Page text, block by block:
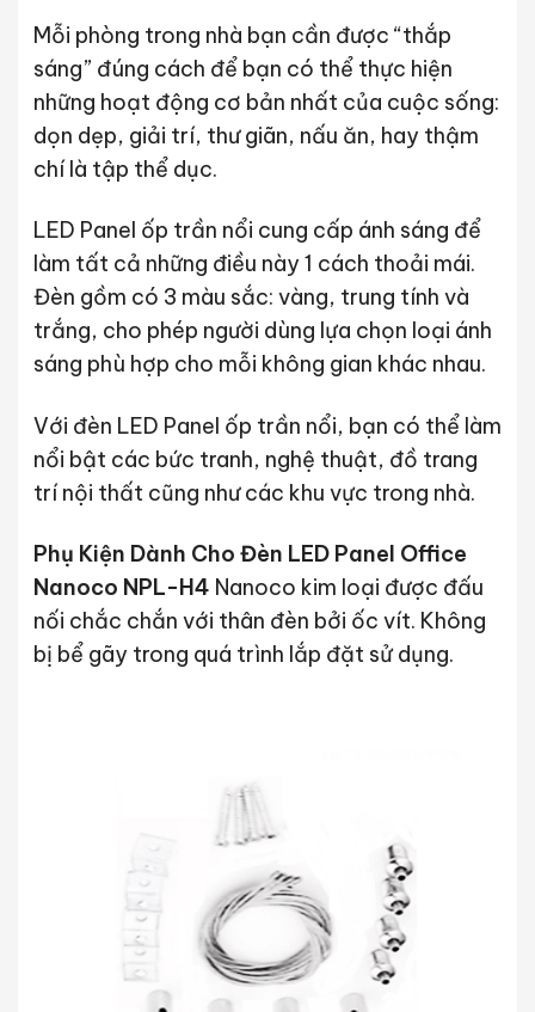
Mỗi phòng trong nhà bạn cần được “thắp
sáng” đúng cách để bạn có thể thực hiện
những hoạt động cơ bản nhất của cuộc sống:
dọn dẹp, giải trí, thư giãn, nấu ăn, hay thậm
chí là tập thể dục.
LED Panel ốp trần nổi cung cấp ánh sáng để
làm tất cả những điều này 1 cách thoải mái.
Đèn gồm có 3 màu sắc: vàng, trung tính và
trắng, cho phép người dùng lựa chọn loại ánh
sáng phù hợp cho mỗi không gian khác nhau.
Với đèn LED Panel ốp trần nổi, bạn có thể làm
nổi bật các bức tranh, nghệ thuật, đồ trang
trí nội thất cũng như các khu vực trong nhà.
Phụ Kiện Dành Cho Đèn LED Panel Office
Nanoco NPL-H4 Nanoco kim loại được đấu
nối chắc chắn với thân đèn bởi ốc vít. Không
bị bể gãy trong quá trình lắp đặt sử dụng.